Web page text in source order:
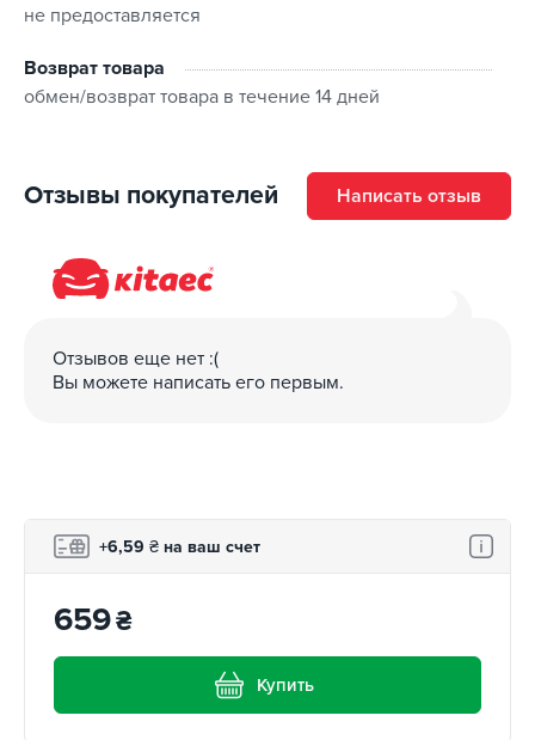
не предоставляется
Возврат товара
обмен/возврат товара в течение 14 дней
Отзывы покупателей Написать отзыв
Отзывов еще нет :(
Вы можете написать его первым.
+6,59 ₴ на ваш счет
659₴
Купить